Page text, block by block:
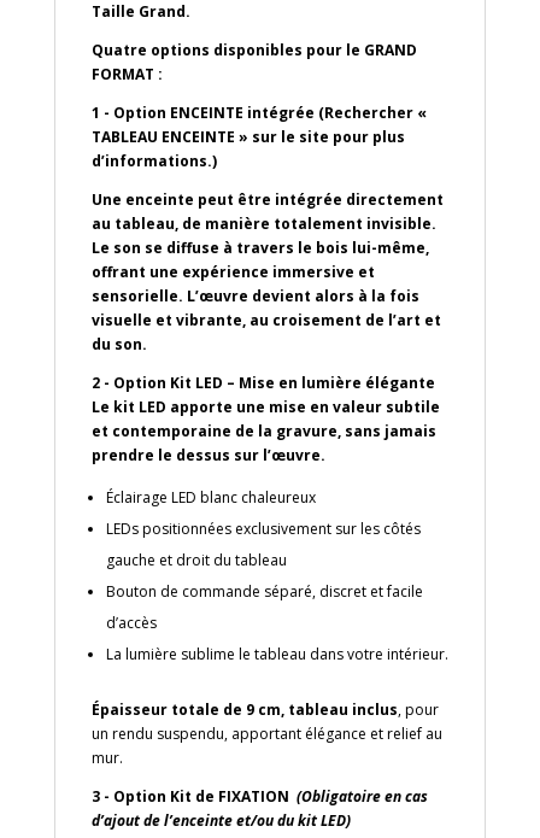
Taille Grand.
Quatre options disponibles pour le GRAND
FORMAT :
1 - Option ENCEINTE intégrée (Rechercher «
TABLEAU ENCEINTE » sur le site pour plus
d’informations.)
Une enceinte peut être intégrée directement
au tableau, de manière totalement invisible.
Le son se diffuse à travers le bois lui-même,
offrant une expérience immersive et
sensorielle. L’œuvre devient alors à la fois
visuelle et vibrante, au croisement de l’art et
du son.
2 - Option Kit LED – Mise en lumière élégante
Le kit LED apporte une mise en valeur subtile
et contemporaine de la gravure, sans jamais
prendre le dessus sur l’œuvre.
Éclairage LED blanc chaleureux
LEDs positionnées exclusivement sur les côtés
gauche et droit du tableau
Bouton de commande séparé, discret et facile
d’accès
La lumière sublime le tableau dans votre intérieur.
Épaisseur totale de 9 cm, tableau inclus, pour
un rendu suspendu, apportant élégance et relief au
mur.
3 - Option Kit de FIXATION (Obligatoire en cas
d’ajout de l’enceinte et/ou du kit LED)